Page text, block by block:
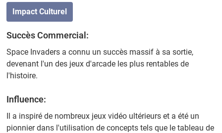
Impact Culturel
Succès Commercial:
Space Invaders a connu un succès massif à sa sortie,
devenant l'un des jeux d'arcade les plus rentables de
l'histoire.
Influence:
Il a inspiré de nombreux jeux vidéo ultérieurs et a été un
pionnier dans l'utilisation de concepts tels que le tableau de